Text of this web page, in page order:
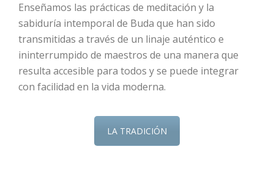
Enseñamos las prácticas de meditación y la
sabiduría intemporal de Buda que han sido
transmitidas a través de un linaje auténtico e
ininterrumpido de maestros de una manera que
resulta accesible para todos y se puede integrar
con facilidad en la vida moderna.
LA TRADICIÓN